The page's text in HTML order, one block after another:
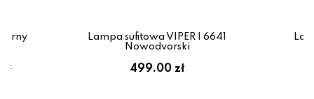
Lampa sufitowa VIPER I 6641
Nowodvorski
499.00 zł